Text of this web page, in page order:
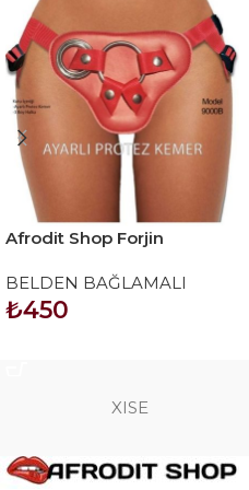
Afrodit Shop Forjin
Belden Bağlama Kemeri
Kırmızı
BELDEN BAĞLAMALI
₺450
XISE